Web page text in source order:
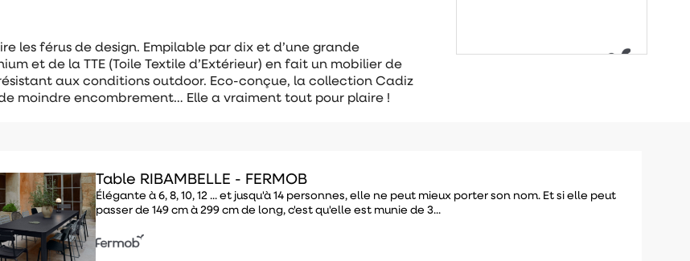
les férus de design. Empilable par dix et d’une grande
et de la TTE (Toile Textile d’Extérieur) en fait un mobilier de
aux conditions outdoor. Eco-conçue, la collection Cadiz
moindre encombrement… Elle a vraiment tout pour plaire !
Table RIBAMBELLE - FERMOB
Élégante à 6, 8, 10, 12 ... et jusqu'à 14 personnes, elle ne peut mieux porter son nom. Et si elle peut
passer de 149 cm à 299 cm de long, c'est qu'elle est munie de 3...